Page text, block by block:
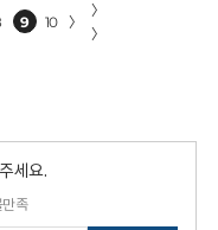
9 10 〉
〉
〉
세요.
만족